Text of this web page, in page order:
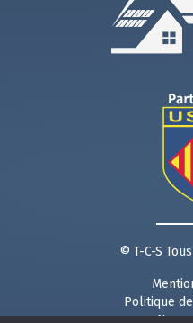
© T-C-S
Politique
Nous